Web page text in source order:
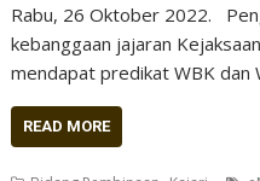
Rabu, 26 Oktober 2022.
kebanggaan jajaran
mendapat predikat WBK dan
READ MORE